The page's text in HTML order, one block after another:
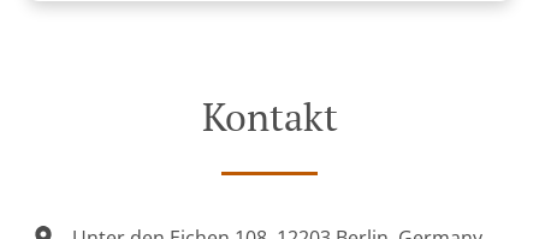
Kontakt